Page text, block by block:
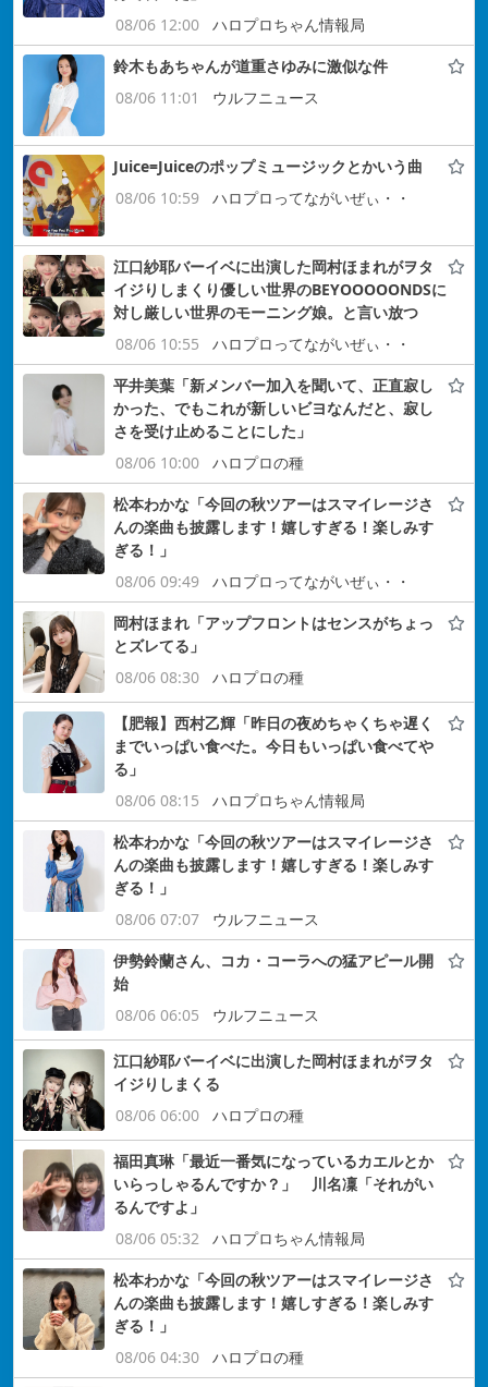
08/06 12:00
ハロプロちゃん情報局
鈴木もあちゃんが道重さゆみに激似な件
08/06 11:01
ウルフニュース
Juice=Juiceのポップミュージックとかいう曲
08/06 10:59
ハロプロってながいぜぃ・・
江口紗耶バーイベに出演した岡村ほまれがヲタ
イジりしまくり優しい世界のBEYOOOOONDSに
対し厳しい世界のモーニング娘。と言い放つ
08/06 10:55
ハロプロってながいぜぃ・・
平井美葉「新メンバー加入を聞いて、正直寂し
かった、でもこれが新しいビヨなんだと、寂し
さを受け止めることにした」
08/06 10:00
ハロプロの種
松本わかな「今回の秋ツアーはスマイレージさ
んの楽曲も披露します！嬉しすぎる！楽しみす
ぎる！」
08/06 09:49
ハロプロってながいぜぃ・・
岡村ほまれ「アップフロントはセンスがちょっ
とズレてる」
08/06 08:30
ハロプロの種
【肥報】西村乙輝「昨日の夜めちゃくちゃ遅く
までいっぱい食べた。今日もいっぱい食べてや
る」
08/06 08:15
ハロプロちゃん情報局
松本わかな「今回の秋ツアーはスマイレージさ
んの楽曲も披露します！嬉しすぎる！楽しみす
ぎる！」
08/06 07:07
ウルフニュース
伊勢鈴蘭さん、コカ・コーラへの猛アピール開
始
08/06 06:05
ウルフニュース
江口紗耶バーイベに出演した岡村ほまれがヲタ
イジりしまくる
08/06 06:00
ハロプロの種
福田真琳「最近一番気になっているカエルとか
いらっしゃるんですか？」 川名凜「それがい
るんですよ」
08/06 05:32
ハロプロちゃん情報局
松本わかな「今回の秋ツアーはスマイレージさ
んの楽曲も披露します！嬉しすぎる！楽しみす
ぎる！」
08/06 04:30
ハロプロの種